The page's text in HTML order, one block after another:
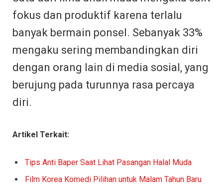
fokus dan produktif karena terlalu
banyak bermain ponsel. Sebanyak 33%
mengaku sering membandingkan diri
dengan orang lain di media sosial, yang
berujung pada turunnya rasa percaya
diri.
Artikel Terkait:
Tips Anti Baper Saat Lihat Pasangan Halal Muda
Film Korea Komedi Pilihan untuk Malam Tahun Baru